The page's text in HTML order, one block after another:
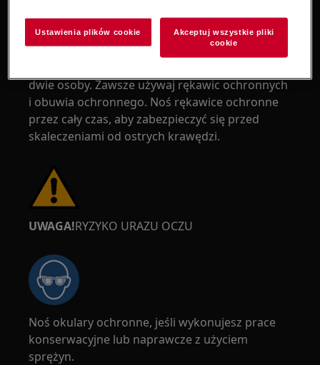
Zawsze zachowuj ostrożność podczas
przenoszenia urządzeń. W przypadku ciężkich
dwie osoby. Zawsze używaj rękawic ochronnych
i obuwia ochronnego. Noś rękawice ochronne
przez cały czas, aby zabezpieczyć się przed
skaleczeniami od ostrych krawędzi.
UWAGA!RYZYKO URAZU OCZU
Noś okulary ochronne, jeśli wykonujesz prace
konserwacyjne lub naprawcze z użyciem
sprężyn.
Ustawienia plików cookie
Akceptuj wszystkie pliki
cookie